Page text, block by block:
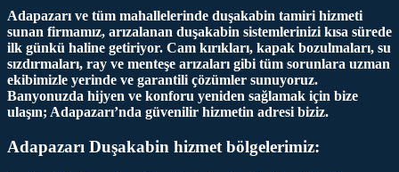
Adapazarı ve tüm mahallelerinde duşakabin tamiri hizmeti
sunan firmamız, arızalanan duşakabin sistemlerinizi kısa sürede
ilk günkü haline getiriyor. Cam kırıkları, kapak bozulmaları, su
sızdırmaları, ray ve menteşe arızaları gibi tüm sorunlara uzman
ekibimizle yerinde ve garantili çözümler sunuyoruz.
Banyonuzda hijyen ve konforu yeniden sağlamak için bize
ulaşın; Adapazarı’nda güvenilir hizmetin adresi biziz.
Adapazarı Duşakabin hizmet bölgelerimiz: